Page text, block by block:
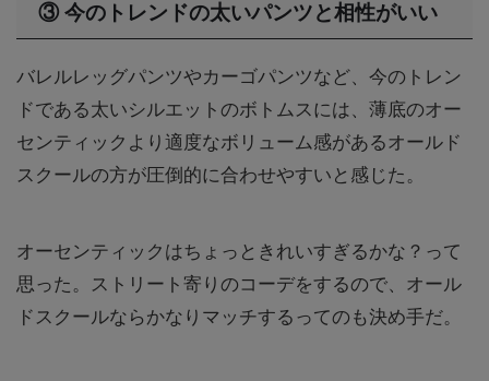
③ 今のトレンドの太いパンツと相性がいい
バレルレッグパンツやカーゴパンツなど、今のトレン
ドである太いシルエットのボトムスには、薄底のオー
センティックより適度なボリューム感があるオールド
スクールの方が圧倒的に合わせやすいと感じた。
オーセンティックはちょっときれいすぎるかな？って
思った。ストリート寄りのコーデをするので、オール
ドスクールならかなりマッチするってのも決め手だ。